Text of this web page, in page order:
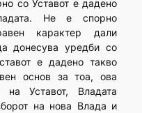
со Уставот е дадено
Не е спорно
карактер дали
донесува уредби со
е дадено такво
основ за тоа, ова
Уставот, Владата
на нова Влада и